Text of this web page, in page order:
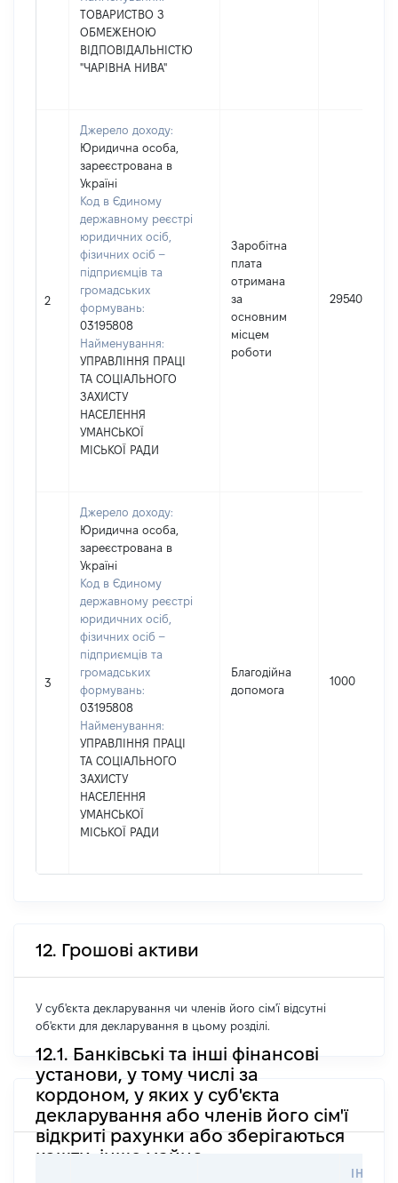
ТОВАРИСТВО З
ОБМЕЖЕНОЮ
ВІДПОВІДАЛЬНІСТЮ
"ЧАРІВНА НИВА"
2
Джерело доходу:
Юридична особа,
зареєстрована в
Україні
Код в Єдиному
державному реєстрі
юридичних осіб,
фізичних осіб –
підприємців та
громадських
формувань:
03195808
Найменування:
УПРАВЛІННЯ ПРАЦІ
ТА СОЦІАЛЬНОГО
ЗАХИСТУ
НАСЕЛЕННЯ
УМАНСЬКОЇ
МІСЬКОЇ РАДИ
Заробітна
плата
отримана
за
основним
місцем
роботи
29540
3
Джерело доходу:
Юридична особа,
зареєстрована в
Україні
Код в Єдиному
державному реєстрі
юридичних осіб,
фізичних осіб –
підприємців та
громадських
формувань:
03195808
Найменування:
УПРАВЛІННЯ ПРАЦІ
ТА СОЦІАЛЬНОГО
ЗАХИСТУ
НАСЕЛЕННЯ
УМАНСЬКОЇ
МІСЬКОЇ РАДИ
Благодійна
допомога
1000
12. Грошові активи
У суб'єкта декларування чи членів його сім'ї відсутні
об'єкти для декларування в цьому розділі.
12.1. Банківські та інші фінансові
установи, у тому числі за
кордоном, у яких у суб'єкта
декларування або членів його сім'ї
відкриті рахунки або зберігаються
кошти, інше майно